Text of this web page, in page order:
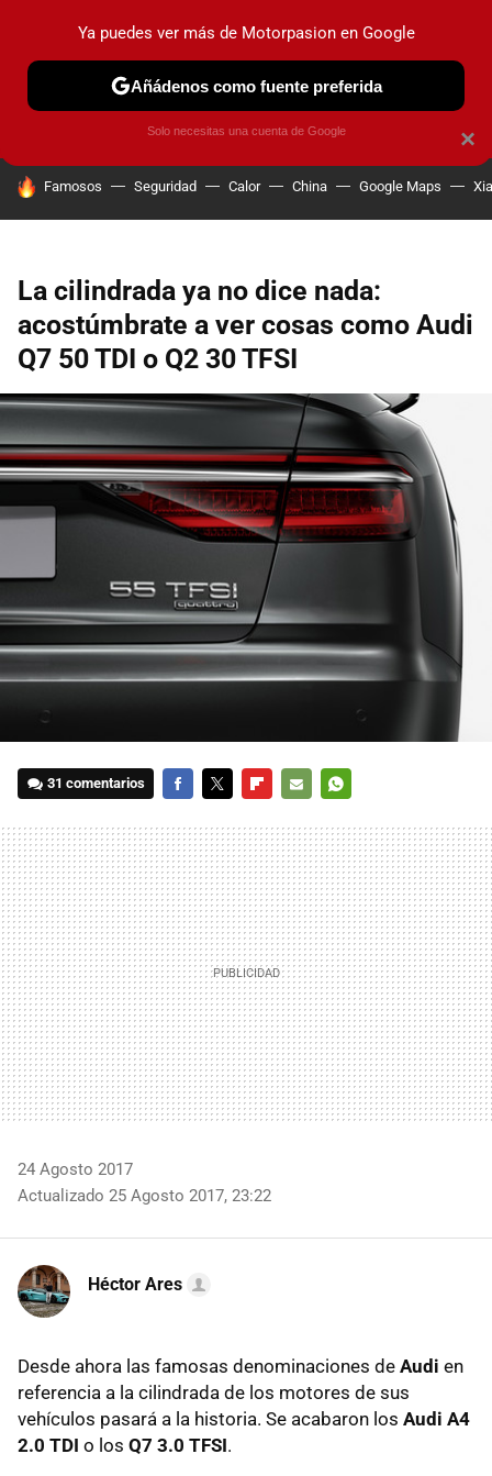
PRUEBAS COCHES ELÉCTRICOS OBSERVATORIO
HOY SE HABLA DE
Famosos Seguridad Calor China Google Maps
La cilindrada ya no dice nada:
acostúmbrate a ver cosas como Audi
Q7 50 TDI o Q2 30 TFSI
31 comentarios
MAIL
24 Agosto 2017
Actualizado 25 Agosto 2017, 23:22
Héctor Ares
Desde ahora las famosas denominaciones de Audi en
referencia a la cilindrada de los motores de sus
vehículos pasará a la historia. Se acabaron los Audi A4
2.0 TDI o los Q7 3.0 TFSI.
×
Ya puedes ver más de Motorpasion en Google
Añádenos como fuente preferida
Solo necesitas una cuenta de Google